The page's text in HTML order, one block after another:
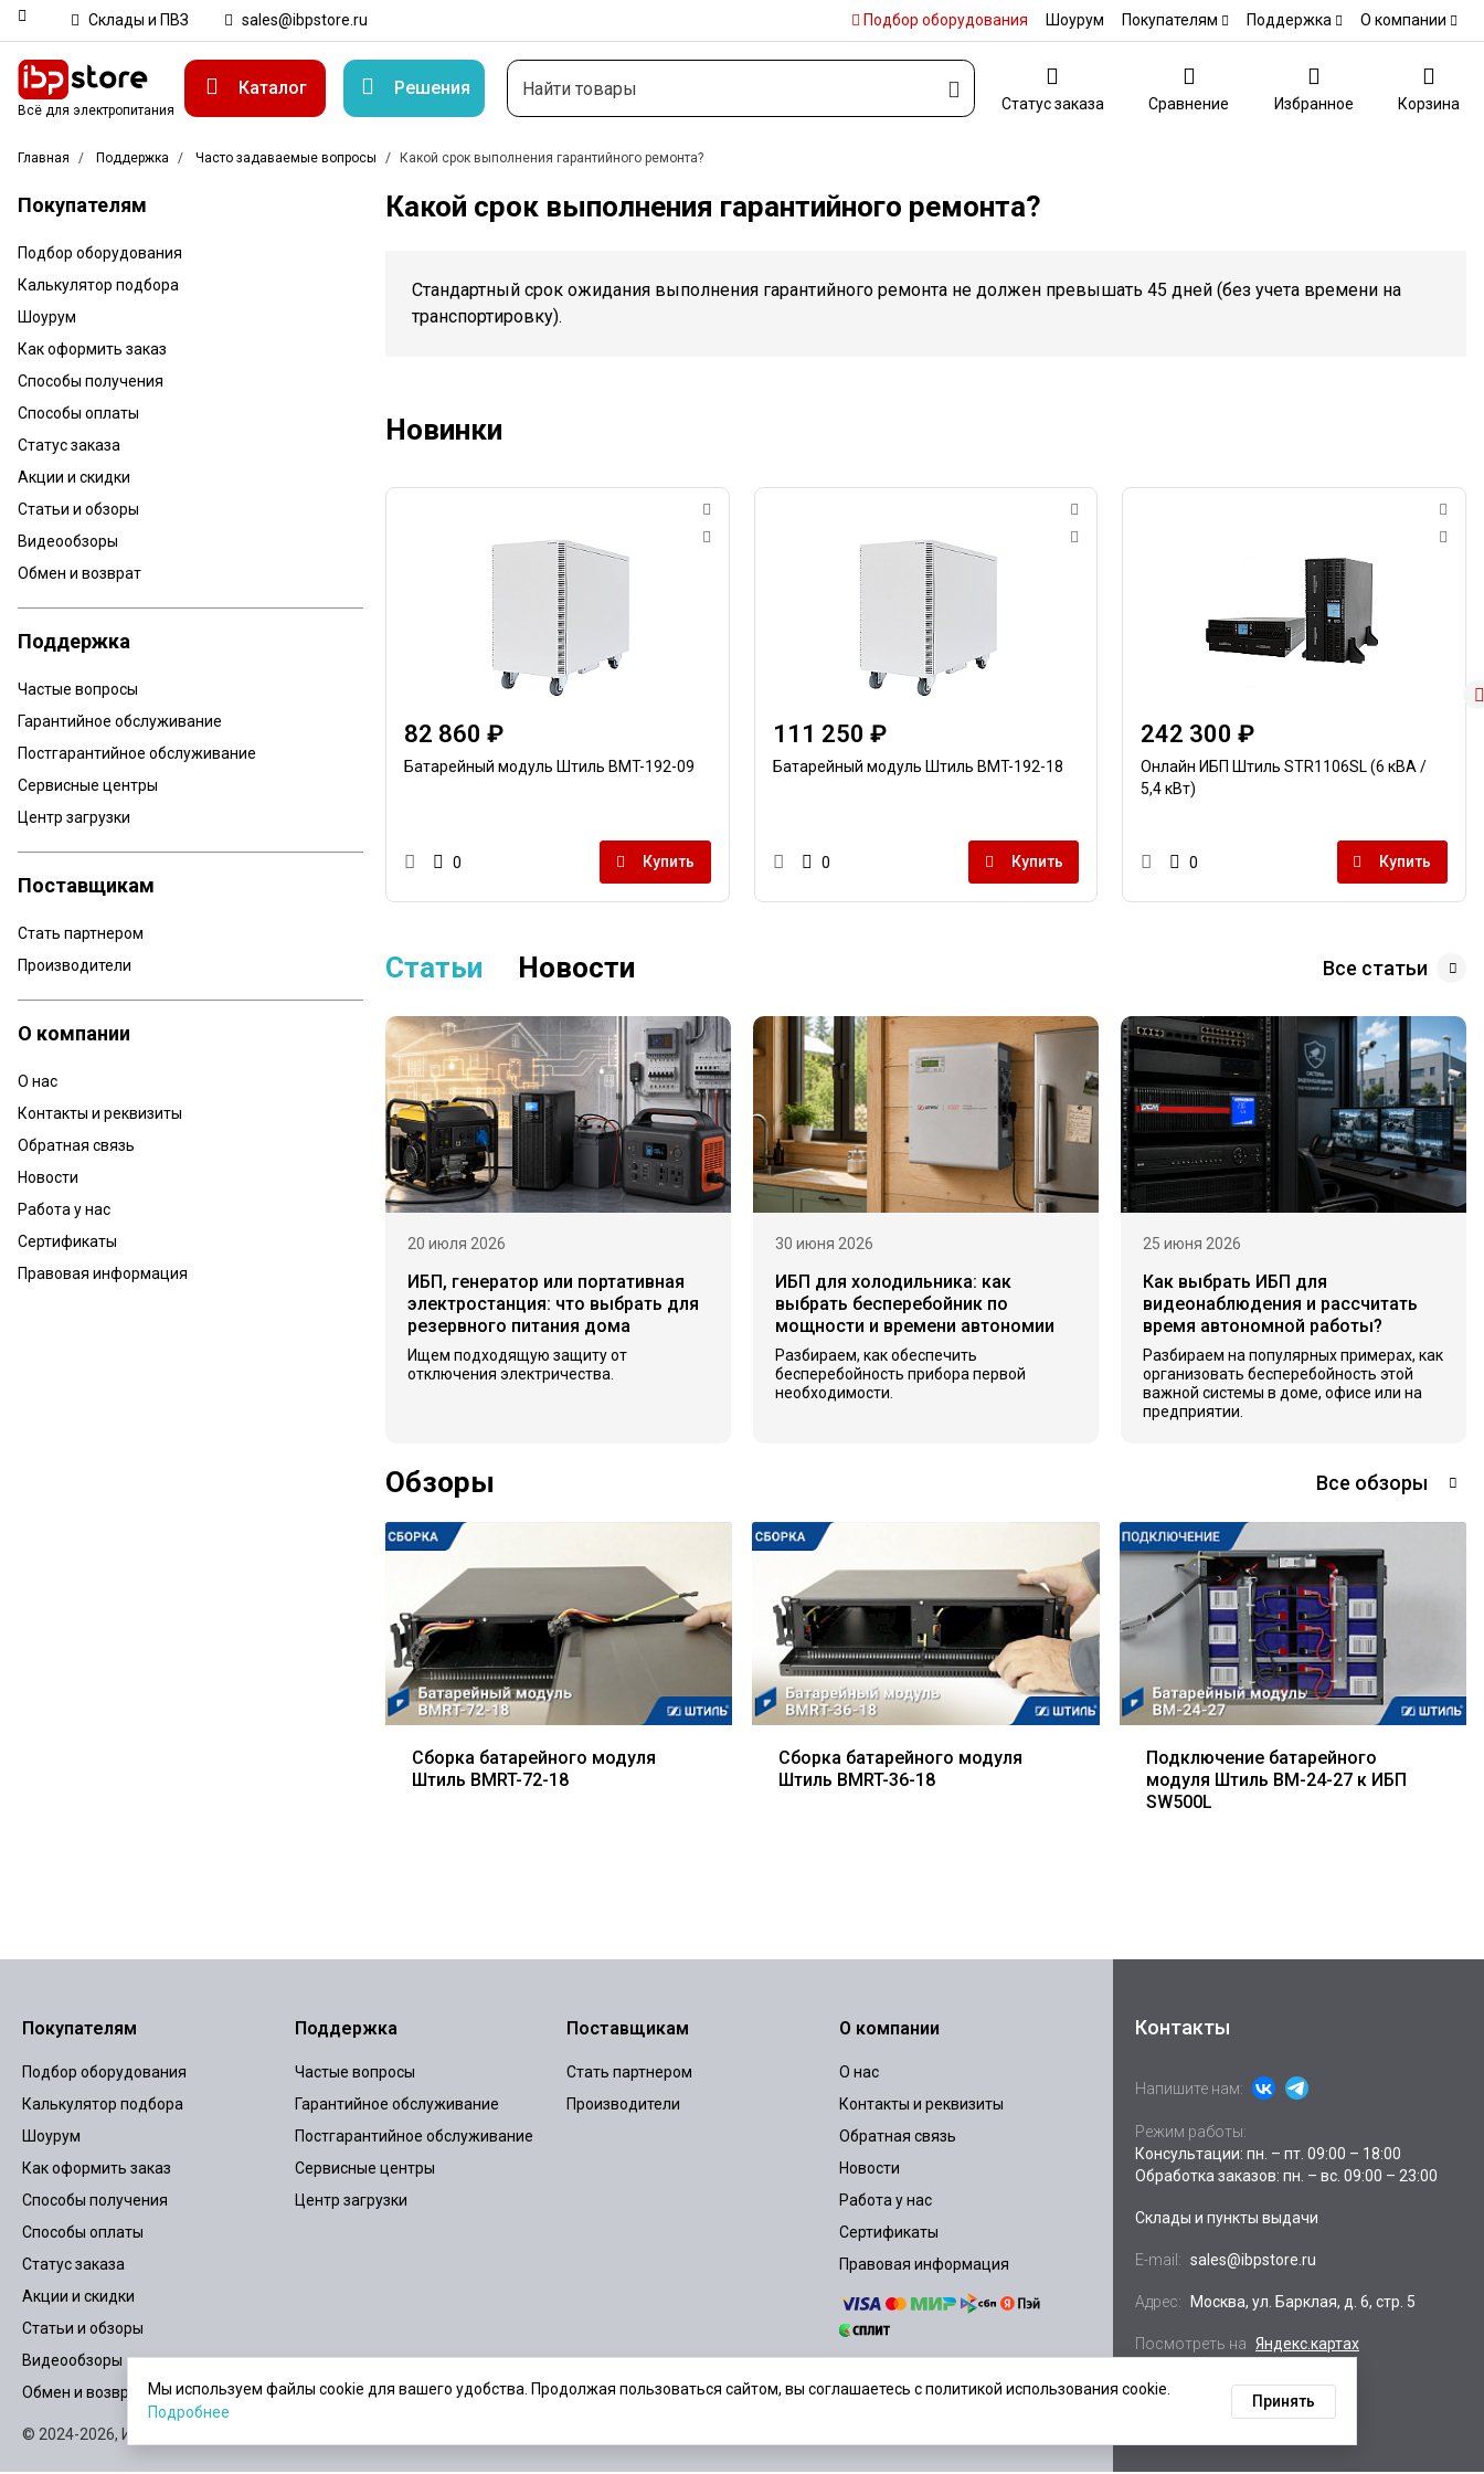
Склады и ПВЗ sales@ibpstore.ru Подбор оборудования Шоурум Покупателям Поддержка О компании
Всё для электропитания
Каталог Решения
Статус заказа Сравнение Избранное Корзина
Главная Поддержка Часто задаваемые вопросы Какой срок выполнения гарантийного ремонта?
Покупателям
Подбор оборудования
Калькулятор подбора
Шоурум
Как оформить заказ
Способы получения
Способы оплаты
Статус заказа
Акции и скидки
Статьи и обзоры
Видеообзоры
Обмен и возврат
Поддержка
Частые вопросы
Гарантийное обслуживание
Постгарантийное обслуживание
Сервисные центры
Центр загрузки
Поставщикам
Стать партнером
Производители
О компании
О нас
Контакты и реквизиты
Обратная связь
Новости
Работа у нас
Сертификаты
Правовая информация
Какой срок выполнения гарантийного ремонта?
Стандартный срок ожидания выполнения гарантийного ремонта не должен превышать 45 дней (без учета времени на
транспортировку).
Новинки
82 860 ₽
Батарейный модуль Штиль BMT-192-09
0 Купить
111 250 ₽
Батарейный модуль Штиль BMT-192-18
0 Купить
242 300 ₽
Онлайн ИБП Штиль STR1106SL (6 кВА /
5,4 кВт)
0 Купить
Статьи Новости Все статьи
20 июля 2026
ИБП, генератор или портативная
электростанция: что выбрать для
резервного питания дома
Ищем подходящую защиту от
отключения электричества.
30 июня 2026
ИБП для холодильника: как
выбрать бесперебойник по
мощности и времени автономии
Разбираем, как обеспечить
бесперебойность прибора первой
необходимости.
25 июня 2026
Как выбрать ИБП для
видеонаблюдения и рассчитать
время автономной работы?
Разбираем на популярных примерах, как
организовать бесперебойность этой
важной системы в доме, офисе или на
предприятии.
Обзоры Все обзоры
Сборка батарейного модуля
Штиль BMRT-72-18
Сборка батарейного модуля
Штиль BMRT-36-18
Подключение батарейного
модуля Штиль BM-24-27 к ИБП
SW500L
Покупателям
Подбор оборудования
Калькулятор подбора
Шоурум
Как оформить заказ
Способы получения
Способы оплаты
Статус заказа
Акции и скидки
Статьи и обзоры
Видеообзоры
Обмен и возврат
Поддержка
Частые вопросы
Гарантийное обслуживание
Постгарантийное обслуживание
Сервисные центры
Центр загрузки
Поставщикам
Стать партнером
Производители
О компании
О нас
Контакты и реквизиты
Обратная связь
Новости
Работа у нас
Сертификаты
Правовая информация
© 2024-2026, ИБПСТОР.РУ
Контакты
Напишите нам:
Режим работы:
Консультации: пн. – пт. 09:00 – 18:00
Обработка заказов: пн. – вс. 09:00 – 23:00
Склады и пункты выдачи
E-mail: sales@ibpstore.ru
Адрес: Москва, ул. Барклая, д. 6, стр. 5
Посмотреть на Яндекс.картах
Мы используем файлы cookie для вашего удобства. Продолжая пользоваться сайтом, вы соглашаетесь с политикой использования cookie.
Подробнее
Принять